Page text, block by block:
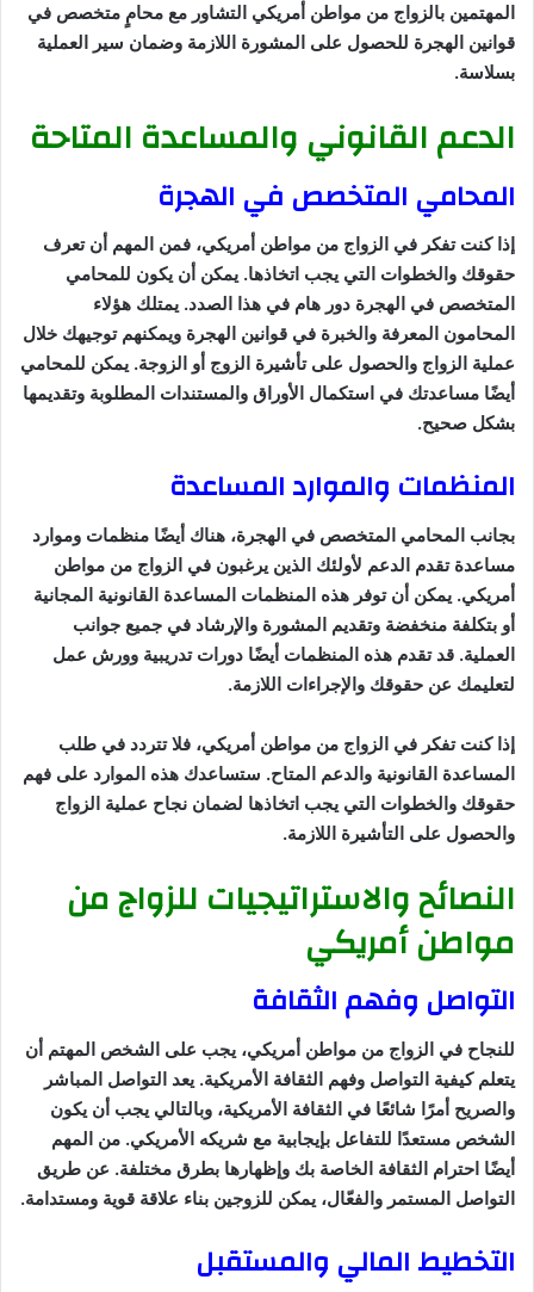
المهتمين بالزواج من مواطن أمريكي التشاور مع محامٍ متخصص في
قوانين الهجرة للحصول على المشورة اللازمة وضمان سير العملية
بسلاسة.
الدعم القانوني والمساعدة المتاحة
المحامي المتخصص في الهجرة
إذا كنت تفكر في الزواج من مواطن أمريكي، فمن المهم أن تعرف
حقوقك والخطوات التي يجب اتخاذها. يمكن أن يكون للمحامي
المتخصص في الهجرة دور هام في هذا الصدد. يمتلك هؤلاء
المحامون المعرفة والخبرة في قوانين الهجرة ويمكنهم توجيهك خلال
عملية الزواج والحصول على تأشيرة الزوج أو الزوجة. يمكن للمحامي
أيضًا مساعدتك في استكمال الأوراق والمستندات المطلوبة وتقديمها
بشكل صحيح.
المنظمات والموارد المساعدة
بجانب المحامي المتخصص في الهجرة، هناك أيضًا منظمات وموارد
مساعدة تقدم الدعم لأولئك الذين يرغبون في الزواج من مواطن
أمريكي. يمكن أن توفر هذه المنظمات المساعدة القانونية المجانية
أو بتكلفة منخفضة وتقديم المشورة والإرشاد في جميع جوانب
العملية. قد تقدم هذه المنظمات أيضًا دورات تدريبية وورش عمل
لتعليمك عن حقوقك والإجراءات اللازمة.
إذا كنت تفكر في الزواج من مواطن أمريكي، فلا تتردد في طلب
المساعدة القانونية والدعم المتاح. ستساعدك هذه الموارد على فهم
حقوقك والخطوات التي يجب اتخاذها لضمان نجاح عملية الزواج
والحصول على التأشيرة اللازمة.
النصائح والاستراتيجيات للزواج من
مواطن أمريكي
التواصل وفهم الثقافة
للنجاح في الزواج من مواطن أمريكي، يجب على الشخص المهتم أن
يتعلم كيفية التواصل وفهم الثقافة الأمريكية. يعد التواصل المباشر
والصريح أمرًا شائعًا في الثقافة الأمريكية، وبالتالي يجب أن يكون
الشخص مستعدًا للتفاعل بإيجابية مع شريكه الأمريكي. من المهم
أيضًا احترام الثقافة الخاصة بك وإظهارها بطرق مختلفة. عن طريق
التواصل المستمر والفعّال، يمكن للزوجين بناء علاقة قوية ومستدامة.
التخطيط المالي والمستقبل